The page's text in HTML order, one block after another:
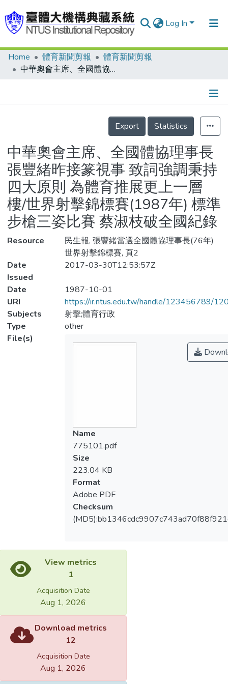
Log In
Communities & Collections
Statistics
Home 體育新聞剪報
體育新聞剪報
中華奧會主席、全國體協理事長 張豐緒昨接篆視事 致詞強調秉持四大原則 為體育推展更上一層樓/世界射擊錦標賽(1987年) 標準步槍三姿比賽 蔡淑枝破全國紀錄
Details
Export
Statistics
中華奧會主席、全國體協理事長
張豐緒昨接篆視事 致詞強調秉持
四大原則 為體育推展更上一層
樓/世界射擊錦標賽(1987年) 標準
步槍三姿比賽 蔡淑枝破全國紀錄
Resource
民生報, 張豐緒當選全國體協理事長(76年)
世界射擊錦標賽, 頁2
Date
Issued
2017-03-30T12:53:57Z
Date
1987-10-01
URI
https://ir.ntus.edu.tw/handle/123456789/
Subjects
射擊;體育行政
Type
other
File(s)
Name
775101.pdf
Size
223.04 KB
Format
Adobe PDF
Checksum
View metrics
1
Acquisition Date
Aug 1, 2026
Download metrics
12
Acquisition Date
Aug 1, 2026